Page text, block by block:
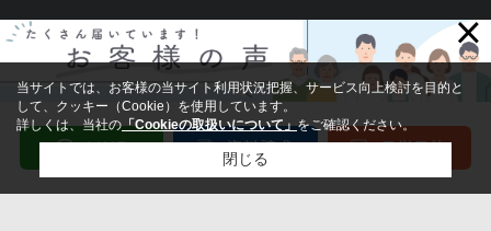
×
当サイトでは、お客様の当サイト利用状況把握、サービス向上検討を目的と
して、クッキー（Cookie）を使用しています。
詳しくは、当社の「Cookieの取扱いについて」をご確認ください。
閉じる